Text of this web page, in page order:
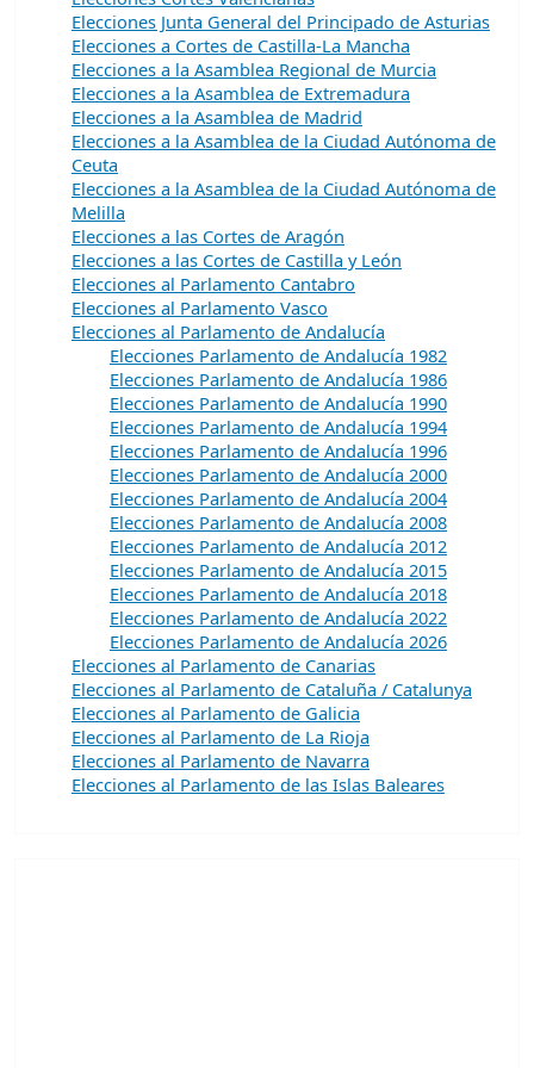
Elecciones Junta General del Principado de Asturias
Elecciones a Cortes de Castilla-La Mancha
Elecciones a la Asamblea Regional de Murcia
Elecciones a la Asamblea de Extremadura
Elecciones a la Asamblea de Madrid
Elecciones a la Asamblea de la Ciudad Autónoma de
Ceuta
Elecciones a la Asamblea de la Ciudad Autónoma de
Melilla
Elecciones a las Cortes de Aragón
Elecciones a las Cortes de Castilla y León
Elecciones al Parlamento Cantabro
Elecciones al Parlamento Vasco
Elecciones al Parlamento de Andalucía
Elecciones Parlamento de Andalucía 1982
Elecciones Parlamento de Andalucía 1986
Elecciones Parlamento de Andalucía 1990
Elecciones Parlamento de Andalucía 1994
Elecciones Parlamento de Andalucía 1996
Elecciones Parlamento de Andalucía 2000
Elecciones Parlamento de Andalucía 2004
Elecciones Parlamento de Andalucía 2008
Elecciones Parlamento de Andalucía 2012
Elecciones Parlamento de Andalucía 2015
Elecciones Parlamento de Andalucía 2018
Elecciones Parlamento de Andalucía 2022
Elecciones Parlamento de Andalucía 2026
Elecciones al Parlamento de Canarias
Elecciones al Parlamento de Cataluña / Catalunya
Elecciones al Parlamento de Galicia
Elecciones al Parlamento de La Rioja
Elecciones al Parlamento de Navarra
Elecciones al Parlamento de las Islas Baleares